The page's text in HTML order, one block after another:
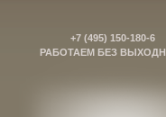
+7 (495) 150-180-6
РАБОТАЕМ БЕЗ